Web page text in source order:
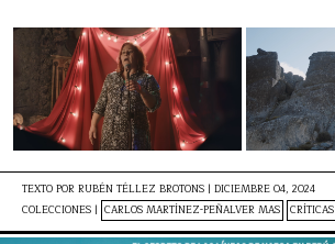
TEXTO POR RUBÉN TÉLLEZ BROTONS | DICIEMBRE 04, 2024
COLECCIONES | CARLOS MARTÍNEZ-PEÑALVER MAS CRÍTICAS